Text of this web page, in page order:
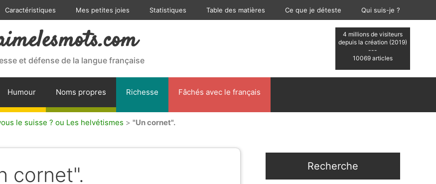
Caractéristiques Mes petites joies Statistiques Table des matières Ce que je déteste Qui suis-je ?
4 millions de visiteurs
depuis la création (2019)
---
10069 articles
et défense de la langue française
Humour Noms propres Richesse Fâchés avec le français
le suisse ? ou Les helvétismes > "Un cornet".
cornet". Recherche